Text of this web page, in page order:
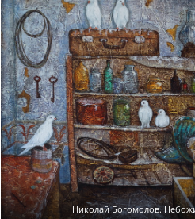
Николай Богомолов.